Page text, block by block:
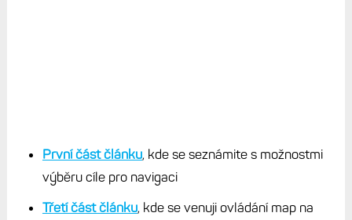
První část článku, kde se seznámite s možnostmi
výběru cíle pro navigaci
Třetí část článku, kde se venuji ovládání map na